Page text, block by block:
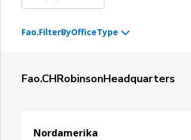
Fao.FilterByOfficeType
Weltweiter Frachttransport
Obst und Gemüse
Fao.CHRobinsonHeadquarters
Nordamerika